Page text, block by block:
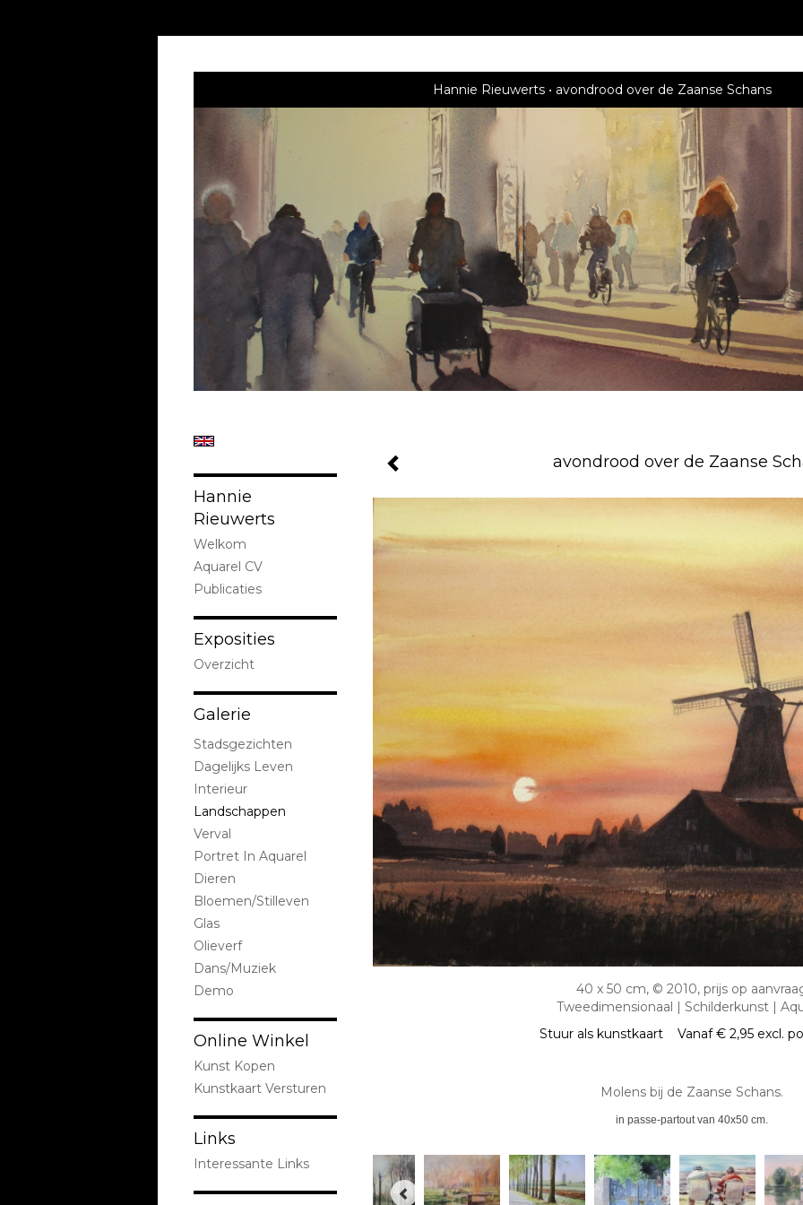
Hannie Rieuwerts avondrood over de Zaanse Schans
avondrood over de Zaanse
40 x 50 cm, © 2010, prijs op
Tweedimensionaal | Schilderkunst |
Stuur als kunstkaart Vanaf € 2,95 excl.
Molens bij de Zaanse Schans.
in passe-partout van 40x50 cm.
Hannie
Rieuwerts
Welkom
Aquarel CV
Publicaties
Exposities
Overzicht
Galerie
Stadsgezichten
Dagelijks Leven
Interieur
Landschappen
Verval
Portret In Aquarel
Dieren
Bloemen/stilleven
Glas
Olieverf
Dans/Muziek
Demo
Online Winkel
Kunst Kopen
Kunstkaart Versturen
Links
Interessante Links